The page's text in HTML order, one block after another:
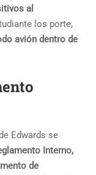
al
los porte,
avión dentro de
Edwards se
Interno,
de